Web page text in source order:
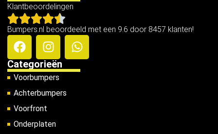
Klantbeoordelingen
Bumpers.nl beoordeeld met een 9.6 door 8457 klanten!
Categorieën
Voorbumpers
Achterbumpers
Voorfront
Onderplaten